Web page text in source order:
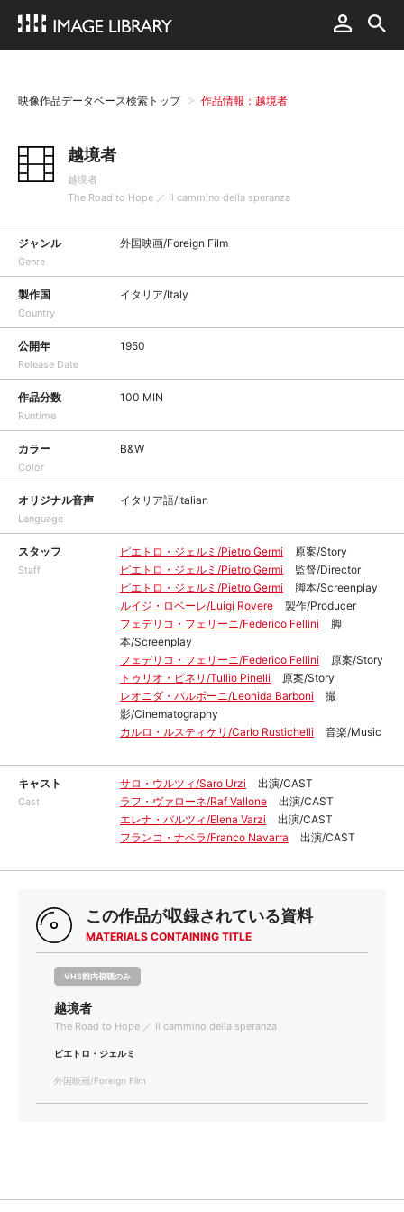
映像作品データベース検索トップ 作品情報：越境者
越境者
越境者
The Road to Hope ／ Il cammino della speranza
ジャンル
Genre
外国映画/Foreign Film
製作国
Country
イタリア/Italy
公開年
Release Date
1950
作品分数
Runtime
100 MIN
カラー
Color
B&W
オリジナル音声
Language
イタリア語/Italian
スタッフ
Staff
ピエトロ・ジェルミ/Pietro Germi
原案/Story
ピエトロ・ジェルミ/Pietro Germi
監督/Director
ピエトロ・ジェルミ/Pietro Germi
脚本/Screenplay
ルイジ・ロベーレ/Luigi Rovere
製作/Producer
フェデリコ・フェリーニ/Federico Fellini
脚
本/Screenplay
フェデリコ・フェリーニ/Federico Fellini
原案/Story
トゥリオ・ピネリ/Tullio Pinelli
原案/Story
レオニダ・バルボーニ/Leonida Barboni
撮
影/Cinematography
カルロ・ルスティケリ/Carlo Rustichelli
音楽/Music
キャスト
Cast
サロ・ウルツィ/Saro Urzi
出演/CAST
ラフ・ヴァローネ/Raf Vallone
出演/CAST
エレナ・バルツィ/Elena Varzi
出演/CAST
フランコ・ナベラ/Franco Navarra
出演/CAST
この作品が収録されている資料
MATERIALS CONTAINING TITLE
VHS館内視聴のみ
越境者
The Road to Hope ／ Il cammino della speranza
ピエトロ・ジェルミ
外国映画/Foreign Film